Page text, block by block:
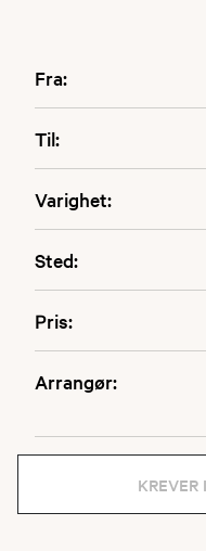
Fra:
Til:
Varighet:
Sted:
Pris:
Arrangør: